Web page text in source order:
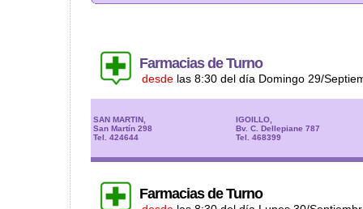
Farmacias de Turno
desde las 8:30 del día Domingo 29/
SAN MARTIN,
San Martín 298
Tel. 424644
IGOILLO,
Bv. C. Dellepiane 787
Tel. 468399
Farmacias de Turno